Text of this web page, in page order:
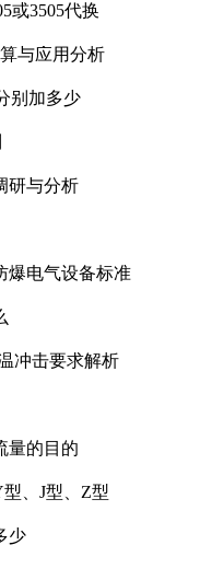
或3505代换
与应用分析
别加多少
研与分析
爆电气设备标准
冲击要求解析
量的目的
、J型、Z型
少